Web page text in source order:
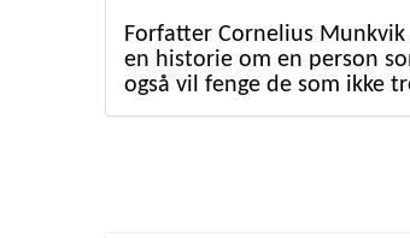
Forfatter Cornelius
en historie om en person
også vil fenge de som ikke